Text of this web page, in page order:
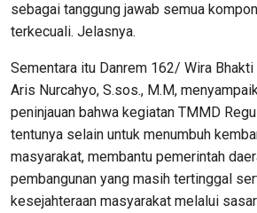
sebagai tanggung jawab semua
terkecuali. Jelasnya.
Sementara itu Danrem 162/ Wira
Aris Nurcahyo, S.sos., M.M,
peninjauan bahwa kegiatan TMMD
tentunya selain untuk menumbuh
masyarakat, membantu pemerintah
pembangunan yang masih tertinggal
kesejahteraan masyarakat melalui